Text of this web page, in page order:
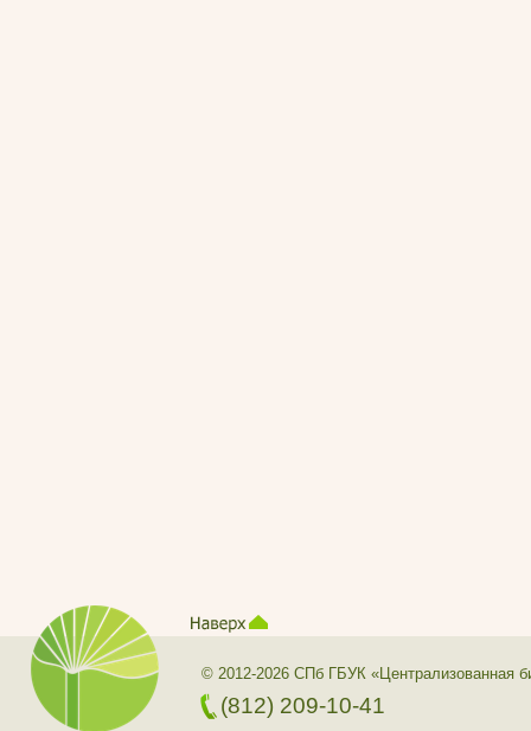
© 2012-2026 СПб ГБУК «Централизованная
(812) 209-10-41